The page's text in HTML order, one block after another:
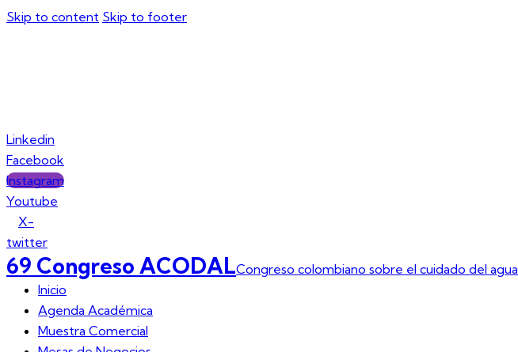
Skip to content Skip to footer
Linkedin
Facebook
Instagram
Youtube
X-
twitter
69 Congreso ACODALCongreso colombiano sobre el cuidado del agua
Inicio
Agenda Académica
Muestra Comercial